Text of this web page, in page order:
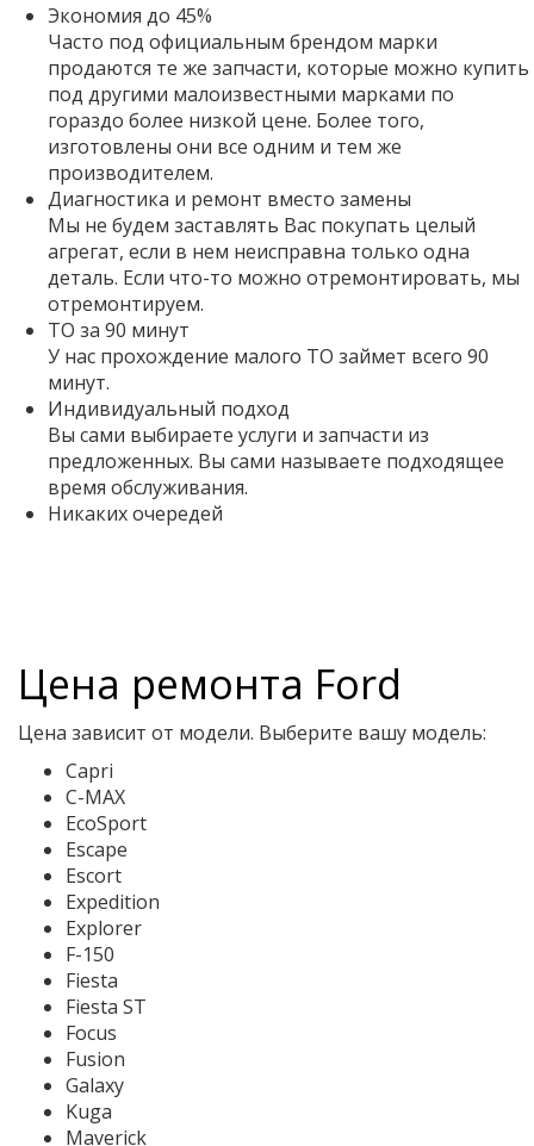
Экономия до 45%
Часто под официальным брендом марки
продаются те же запчасти, которые можно купить
под другими малоизвестными марками по
гораздо более низкой цене. Более того,
изготовлены они все одним и тем же
производителем.
Диагностика и ремонт вместо замены
Мы не будем заставлять Вас покупать целый
агрегат, если в нем неисправна только одна
деталь. Если что-то можно отремонтировать, мы
отремонтируем.
ТО за 90 минут
У нас прохождение малого ТО займет всего 90
минут.
Индивидуальный подход
Вы сами выбираете услуги и запчасти из
предложенных. Вы сами называете подходящее
время обслуживания.
Никаких очередей
Цена ремонта Ford
Цена зависит от модели. Выберите вашу модель:
Capri
C-MAX
EcoSport
Escape
Escort
Expedition
Explorer
F-150
Fiesta
Fiesta ST
Focus
Fusion
Galaxy
Kuga
Maverick